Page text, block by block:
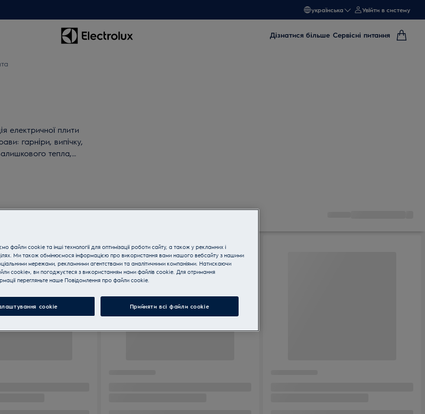
українська Увійти в систему
Дізнатися більше Сервісні питання
електричної плити
гарніри, випічку,
тепла,
файли cookie та інші технології для оптимізації роботи сайту, а також у рекламних і
Ми також обмінюємося інформацією про використання вами нашого вебсайту з нашими
мережами, рекламними агентствами та аналітичними компаніями. Натискаючи
cookie», ви погоджуєтеся з використанням нами файлів cookie. Для отримання
перегляньте наше Пoвідомлення прo файли cookie.
cookie Прийняти всі файли сookie